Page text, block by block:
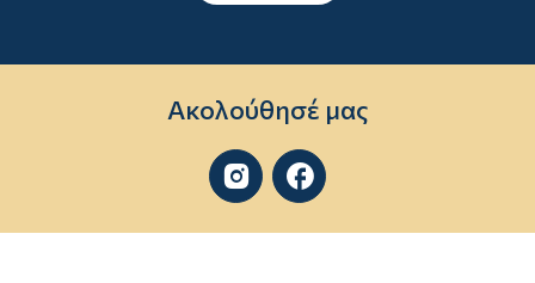
Ακολούθησέ μας
 